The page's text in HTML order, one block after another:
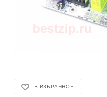
В ИЗБРАННОЕ